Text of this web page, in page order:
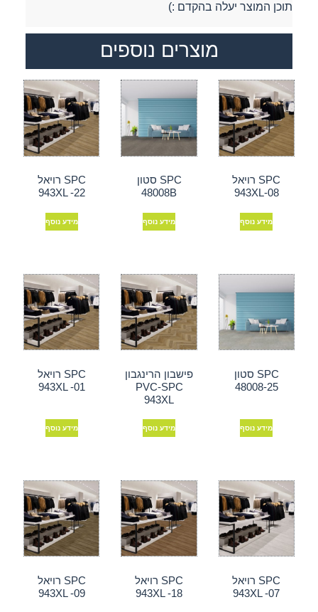
תוכן המוצר יעלה בהקדם :)
מוצרים נוספים
SPC רויאל
943XL-08
מידע נוסף
SPC סטון
48008B
מידע נוסף
SPC רויאל
943XL -22
מידע נוסף
SPC סטון
48008-25
מידע נוסף
פישבון הרינגבון
PVC-SPC
943XL
מידע נוסף
SPC רויאל
943XL -01
מידע נוסף
SPC רויאל
943XL -07
SPC רויאל
943XL -18
SPC רויאל
943XL -09